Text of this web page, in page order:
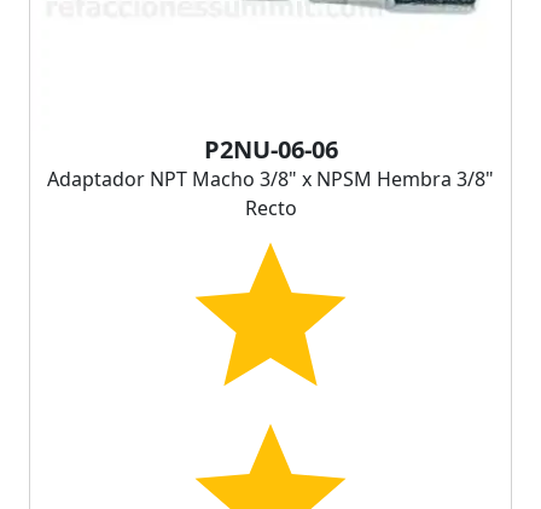
P2NU-06-06
Adaptador NPT Macho 3/8" x NPSM Hembra 3/8"
Recto